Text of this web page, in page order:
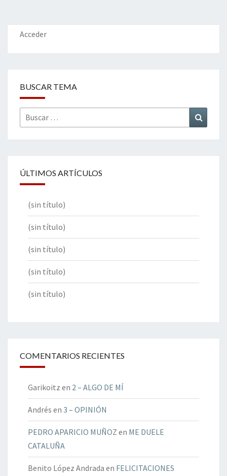
o
k
n
ar
Acceder
BUSCAR TEMA
Buscar
por:
ÚLTIMOS ARTÍCULOS
(sin título)
(sin título)
(sin título)
(sin título)
(sin título)
COMENTARIOS RECIENTES
Garikoitz en 2 – ALGO DE MÍ
Andrés en 3 – OPINIÓN
PEDRO APARICIO MUÑOZ en ME DUELE
CATALUÑA
Benito López Andrada en FELICITACIONES